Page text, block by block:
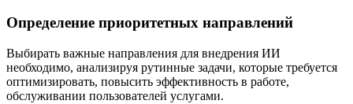
Определение приоритетных направлений
Выбирать важные направления для внедрения ИИ
необходимо, анализируя рутинные задачи, которые требуется
оптимизировать, повысить эффективность в работе,
обслуживании пользователей услугами.